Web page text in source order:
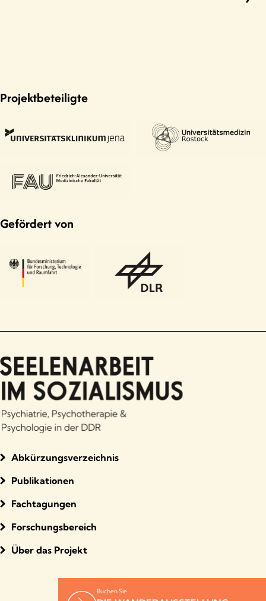
Projektbeteiligte
Gefördert von
Abkürzungsverzeichnis
Publikationen
Fachtagungen
Forschungsbereich
Über das Projekt
Buchen Sie